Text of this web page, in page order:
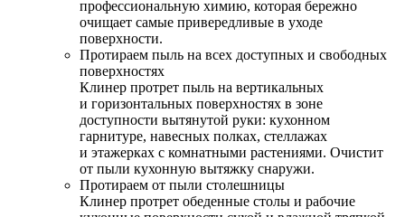
профессиональную химию, которая бережно
очищает самые привередливые в уходе
поверхности.
Протираем пыль на всех доступных и свободных
поверхностях
Клинер протрет пыль на вертикальных
и горизонтальных поверхностях в зоне
доступности вытянутой руки: кухонном
гарнитуре, навесных полках, стеллажах
и этажерках с комнатными растениями. Очистит
от пыли кухонную вытяжку снаружи.
Протираем от пыли столешницы
Клинер протрет обеденные столы и рабочие